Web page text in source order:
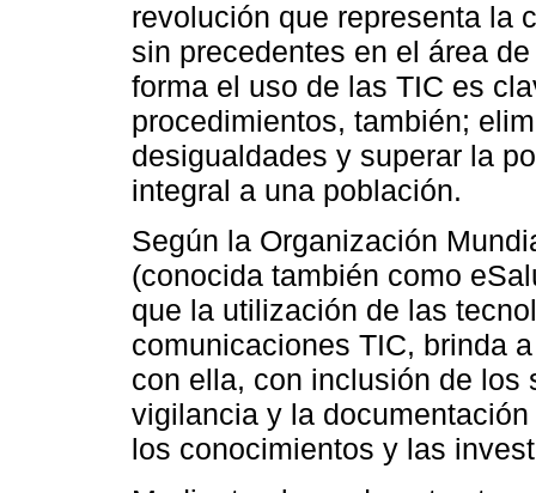
revolución que representa la
sin precedentes en el área
forma el uso de las TIC es
procedimientos, también;
desigualdades y superar la
integral a una población.
Según la Organización
(conocida también como
que la utilización de las
comunicaciones TIC, brinda
con ella, con inclusión de los
vigilancia y la
los conocimientos y las